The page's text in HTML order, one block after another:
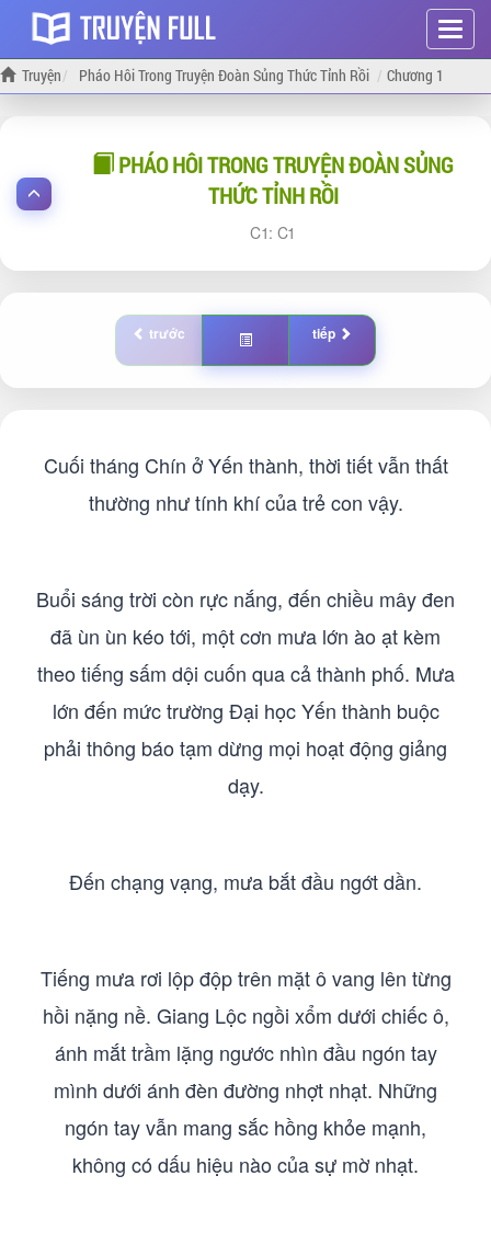
Hiện
menu
Truyện Pháo Hôi Trong Truyện Đoàn Sủng Thức Tỉnh Rồi Chương 1
PHÁO HÔI TRONG TRUYỆN ĐOÀN SỦNG
THỨC TỈNH RỒI
1: 1
trước tiếp
Cuối tháng Chín ở Yến thành, thời tiết vẫn thất
thường như tính khí của trẻ con vậy.
Buổi sáng trời còn rực nắng, đến chiều mây đen
đã ùn ùn kéo tới, một cơn mưa lớn ào ạt kèm
theo tiếng sấm dội cuốn qua cả thành phố. Mưa
lớn đến mức trường Đại học Yến thành buộc
phải thông báo tạm dừng mọi hoạt động giảng
dạy.
Đến chạng vạng, mưa bắt đầu ngớt dần.
Tiếng mưa rơi lộp độp trên mặt ô vang lên từng
hồi nặng nề. Giang Lộc ngồi xổm dưới chiếc ô,
ánh mắt trầm lặng ngước nhìn đầu ngón tay
mình dưới ánh đèn đường nhợt nhạt. Những
ngón tay vẫn mang sắc hồng khỏe mạnh,
không có dấu hiệu nào của sự mờ nhạt.